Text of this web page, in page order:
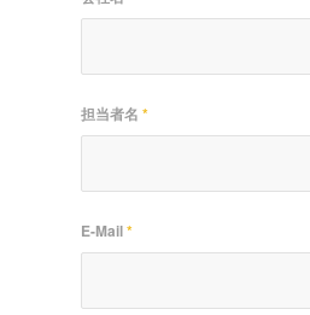
担当者名 *
E-Mail*